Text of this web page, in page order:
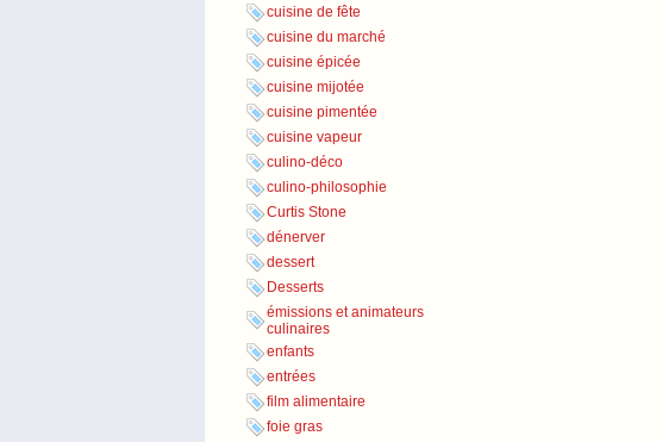
cuisine de fête
cuisine du marché
cuisine épicée
cuisine mijotée
cuisine pimentée
cuisine vapeur
culino-déco
culino-philosophie
Curtis Stone
dénerver
dessert
Desserts
émissions et animateurs
culinaires
enfants
entrées
film alimentaire
foie gras